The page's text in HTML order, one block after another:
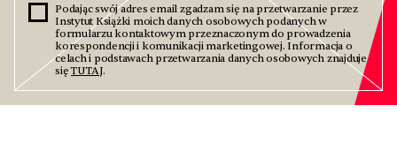
Podając swój adres email zgadzam się na przetwarzanie przez
Instytut Książki moich danych osobowych podanych w
formularzu kontaktowym przeznaczonym do prowadzenia
korespondencji i komunikacji marketingowej. Informacja o
celach i podstawach przetwarzania danych osobowych znajduje
sięTUTAJ.